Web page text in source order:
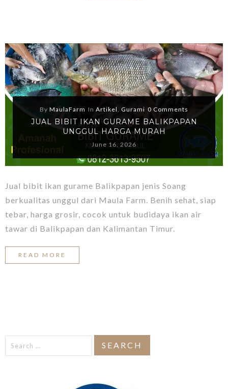
By MaulaFarm In Artikel, Gurami 0 Comments
JUAL BIBIT IKAN GURAME BALIKPAPAN
UNGGUL HARGA MURAH
June 16, 2026
Jual bibit ikan gurame Balikpapan jenis Soang
berkualitas unggul dari Maula Farm. Benih sehat, siap
tebar, harga grosir, cocok untuk budidaya ikan air
tawar di Balikpapan dan Kalimantan Timur.
READ MORE
Search
for: